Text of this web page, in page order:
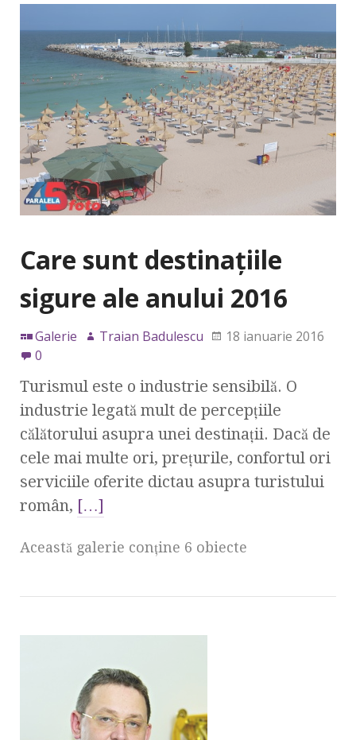
Care sunt destinaţiile
sigure ale anului 2016
Galerie Traian Badulescu
18 ianuarie 2016
0
Turismul este o industrie sensibilă. O
industrie legată mult de percepţiile
călătorului asupra unei destinaţii. Dacă de
cele mai multe ori, preţurile, confortul ori
serviciile oferite dictau asupra turistului
român, […]
Această galerie conţine 6 obiecte